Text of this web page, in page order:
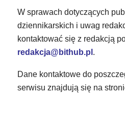
W sprawach dotyczących
dziennikarskich i uwag
kontaktować się z redakcją
redakcja@bithub.pl .
Dane kontaktowe do
serwisu znajdują się na